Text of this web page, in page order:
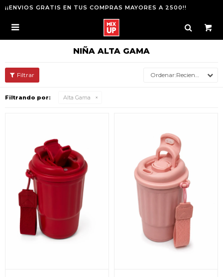
¡¡ENVIOS GRATIS EN TUS COMPRAS MAYORES A 2500!!

NIÑA ALTA GAMA
Recientes
Filtrando por: Alta Gama